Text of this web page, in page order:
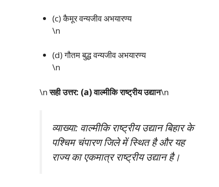
(c) कैमूर वन्यजीव अभयारण्य
\n
(d) गौतम बुद्ध वन्यजीव अभयारण्य
\n
\nसही उत्तर: (a) वाल्मीकि राष्ट्रीय उद्यान\n
व्याख्या: वाल्मीकि राष्ट्रीय उद्यान बिहार के
पश्चिम चंपारण जिले में स्थित है और यह
राज्य का एकमात्र राष्ट्रीय उद्यान है।